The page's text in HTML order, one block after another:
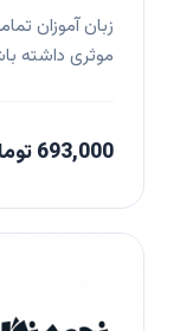
زبان آموزان
موثری داشته
693,000 تومان